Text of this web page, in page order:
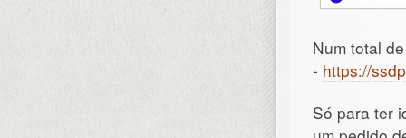
Num total
- https://
Só para ter